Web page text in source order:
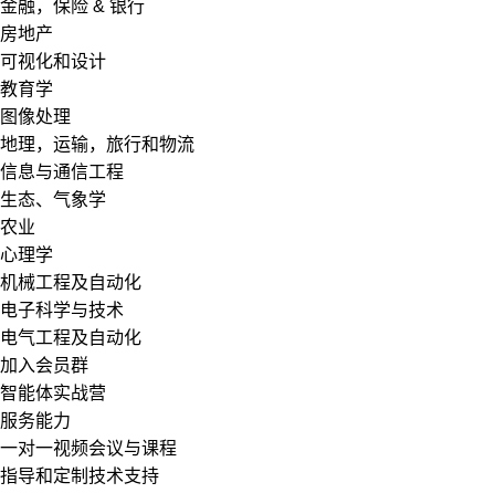
金融，保险 & 银行
房地产
可视化和设计
教育学
图像处理
地理，运输，旅行和物流
信息与通信工程
生态、气象学
农业
心理学
机械工程及自动化
电子科学与技术
电气工程及自动化
加入会员群
智能体实战营
服务能力
一对一视频会议与课程
指导和定制技术支持